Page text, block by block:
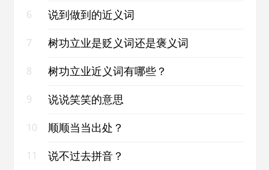
6 说到做到的近义词
7 树功立业是贬义词还是褒义词
8 树功立业近义词有哪些？
9 说说笑笑的意思
10 顺顺当当出处？
11 说不过去拼音？